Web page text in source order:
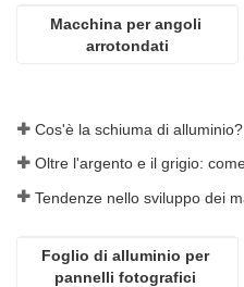
Macchina per angoli
arrotondati
Cos'è la schiuma di alluminio?
Foglio di alluminio per
pannelli fotografici